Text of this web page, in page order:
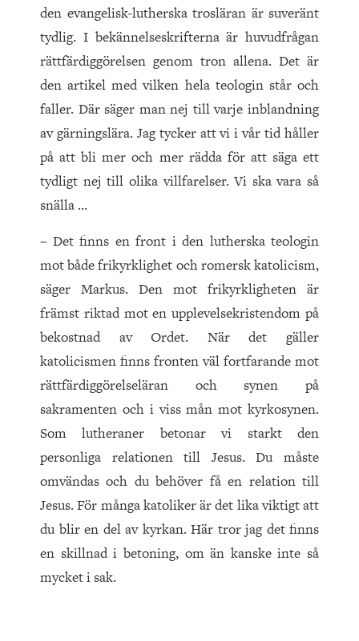
den evangelisk-lutherska trosläran är suveränt
tydlig. I bekännelseskrifterna är huvudfrågan
rättfärdiggörelsen genom tron allena. Det är
den artikel med vilken hela teologin står och
faller. Där säger man nej till varje inblandning
av gärningslära. Jag tycker att vi i vår tid håller
på att bli mer och mer rädda för att säga ett
tydligt nej till olika villfarelser. Vi ska vara så
snälla …
– Det finns en front i den lutherska teologin
mot både frikyrklighet och romersk katolicism,
säger Markus. Den mot frikyrkligheten är
främst riktad mot en upplevelsekristendom på
bekostnad av Ordet. När det gäller
katolicismen finns fronten väl fortfarande mot
rättfärdiggörelseläran och synen på
sakramenten och i viss mån mot kyrkosynen.
Som lutheraner betonar vi starkt den
personliga relationen till Jesus. Du måste
omvändas och du behöver få en relation till
Jesus. För många katoliker är det lika viktigt att
du blir en del av kyrkan. Här tror jag det finns
en skillnad i betoning, om än kanske inte så
mycket i sak.